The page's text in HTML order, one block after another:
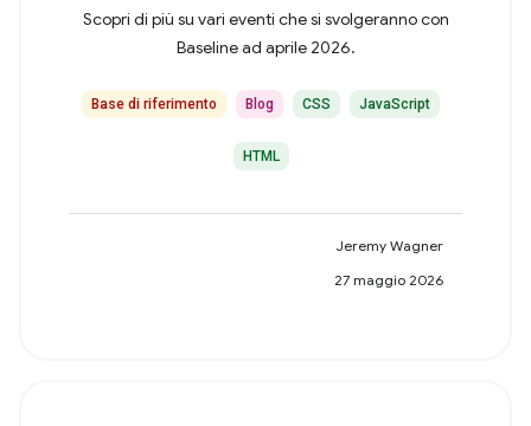
Scopri di più su vari eventi che si svolgeranno con
Baseline ad aprile 2026.
Base di riferimento Blog CSS JavaScript
HTML
Jeremy Wagner
27 maggio 2026